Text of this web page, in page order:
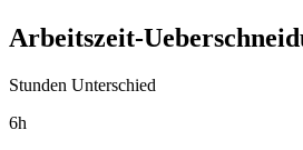
Arbeitszeit-
Stunden Unterschied
6h